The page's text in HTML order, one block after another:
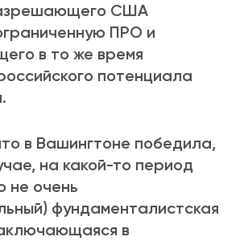
США
ПРО и
в то же время
потенциала
в Вашингтоне победила,
на какой-то период
не очень
фундаменталистская
в